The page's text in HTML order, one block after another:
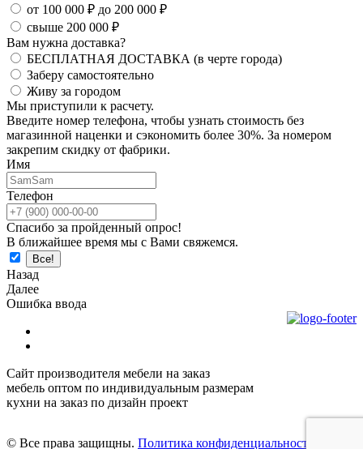
от 100 000 ₽ до 200 000 ₽
свыше 200 000 ₽
Вам нужна доставка?
БЕСПЛАТНАЯ ДОСТАВКА (в черте города)
Заберу самостоятельно
Живу за городом
Мы приступили к расчету.
Введите номер телефона, чтобы узнать стоимость без
магазинной наценки и сэкономить более 30%. За номером
закрепим скидку от фабрики.
Имя
Телефон
Спасибо за пройденный опрос!
В ближайшее время мы с Вами свяжемся.
Назад
Далее
Ошибка ввода
Сайт производителя мебели на заказ
мебель оптом по индивидуальным размерам
кухни на заказ по дизайн проект
© Все права защищны. Политика конфиденциальности.